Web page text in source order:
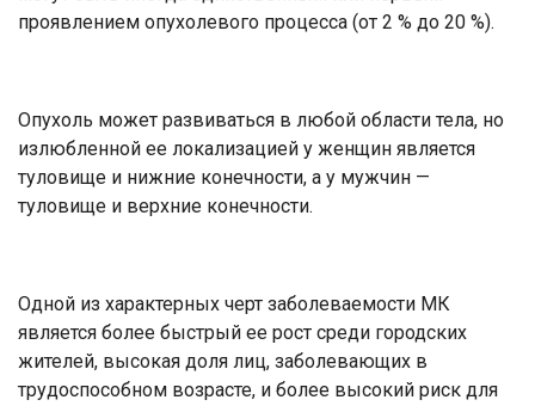
проявлением опухолевого процесса (от 2 % до 20 %).
Опухоль может развиваться в любой области тела, но
излюбленной ее локализацией у женщин является
туловище и нижние конечности, а у мужчин —
туловище и верхние конечности.
Одной из характерных черт заболеваемости МК
является более быстрый ее рост среди городских
жителей, высокая доля лиц, заболевающих в
трудоспособном возрасте, и более высокий риск для